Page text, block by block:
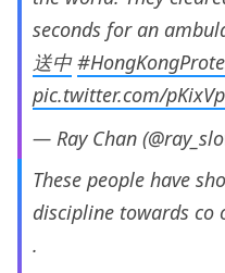
seconds for an
送中
pic.twitter.com/
— Ray Chan
These people have
discipline towards co
.